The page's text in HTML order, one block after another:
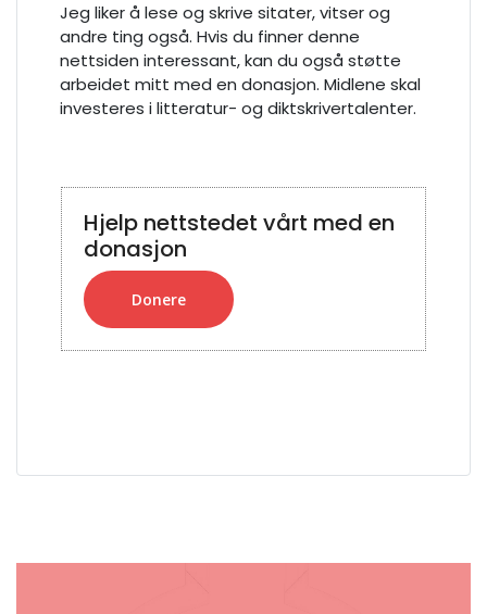
Jeg liker å lese og skrive sitater, vitser og
andre ting også. Hvis du finner denne
nettsiden interessant, kan du også støtte
arbeidet mitt med en donasjon. Midlene skal
investeres i litteratur- og diktskrivertalenter.
Hjelp nettstedet vårt med en
donasjon
Donere